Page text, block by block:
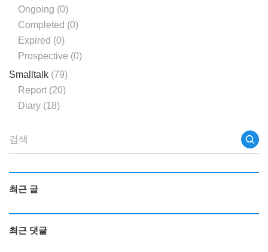
Ongoing (0)
Completed (0)
Expired (0)
Prospective (0)
Smalltalk (79)
Report (20)
Diary (18)
최근 글
최근 댓글